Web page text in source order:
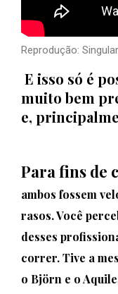
Reprodução:
E isso só é
muito bem
e,
Para fins de
ambos fossem
rasos. Você
desses
correr. Tive a
o Björn e o